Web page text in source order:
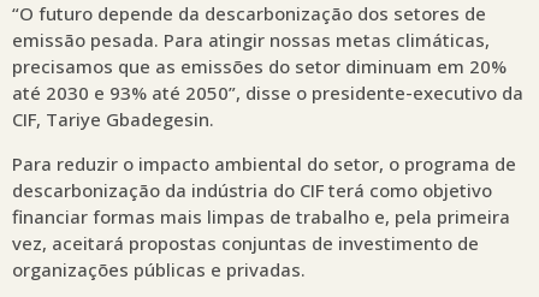
“O futuro depende da descarbonização dos setores de
emissão pesada. Para atingir nossas metas climáticas,
precisamos que as emissões do setor diminuam em 20%
até 2030 e 93% até 2050”, disse o presidente-executivo da
CIF, Tariye Gbadegesin.
Para reduzir o impacto ambiental do setor, o programa de
descarbonização da indústria do CIF terá como objetivo
financiar formas mais limpas de trabalho e, pela primeira
vez, aceitará propostas conjuntas de investimento de
organizações públicas e privadas.